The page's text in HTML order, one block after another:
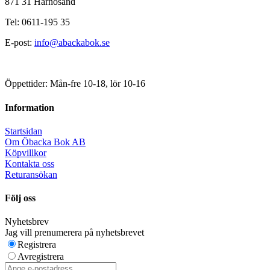
Tel: 0611-195 35
E-post: info@abackabok.se
Öppettider: Mån-fre 10-18, lör 10-16
Information
Startsidan
Om Öbacka Bok AB
Köpvillkor
Kontakta oss
Returansökan
Följ oss
Nyhetsbrev
Jag vill prenumerera på nyhetsbrevet
Registrera
Avregistrera